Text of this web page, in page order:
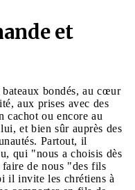
et
bondés, au cœur
aux prises avec des
cachot ou encore au
et bien sûr auprès des
Partout, il
qui "nous a choisis dès
de nous "des fils
il invite les chrétiens à